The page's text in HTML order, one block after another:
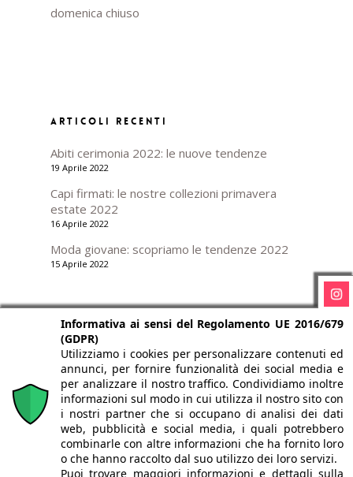
domenica chiuso
ARTICOLI RECENTI
Abiti cerimonia 2022: le nuove tendenze
19 Aprile 2022
Capi firmati: le nostre collezioni primavera
estate 2022
16 Aprile 2022
Moda giovane: scopriamo le tendenze 2022
15 Aprile 2022
Informativa ai sensi del Regolamento UE 2016/679
(GDPR)
Utilizziamo i cookies per personalizzare contenuti ed
annunci, per fornire funzionalità dei social media e
per analizzare il nostro traffico. Condividiamo inoltre
informazioni sul modo in cui utilizza il nostro sito con
i nostri partner che si occupano di analisi dei dati
web, pubblicità e social media, i quali potrebbero
combinarle con altre informazioni che ha fornito loro
o che hanno raccolto dal suo utilizzo dei loro servizi.
Puoi trovare maggiori informazioni e dettagli sulla